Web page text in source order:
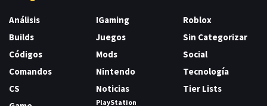
Análisis
Builds
Códigos
Comandos
CS
IGaming
Juegos
Mods
Nintendo
Noticias
PlayStation
Roblox
Sin Categorizar
Social
Tecnología
Tier Lists